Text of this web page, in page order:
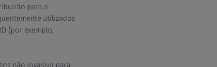
para a
utilizados
(por exemplo,
não invasivo para